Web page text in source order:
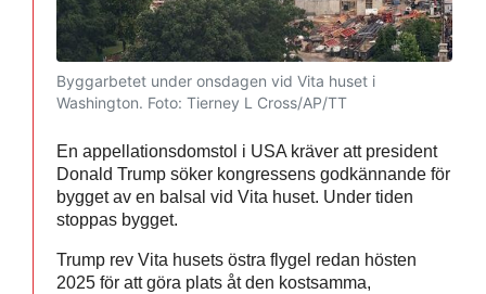
Byggarbetet under onsdagen vid Vita huset i
Washington. Foto: Tierney L Cross/AP/TT
En appellationsdomstol i USA kräver att president
Donald Trump söker kongressens godkännande för
bygget av en balsal vid Vita huset. Under tiden
stoppas bygget.
Trump rev Vita husets östra flygel redan hösten
2025 för att göra plats åt den kostsamma,